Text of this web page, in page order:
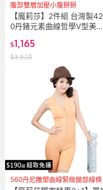
腹部雙層加壓小腹掰掰
【魔莉莎】2件組 台灣製42
0丹鍺元素曲線哲學V型美背
$1,165
$3,520
560丹尼雕塑曲線緊緻腿部線條